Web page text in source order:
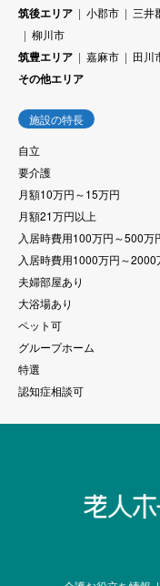
筑後エリア 小郡市 三井
柳川市
筑豊エリア 嘉麻市 田川
その他エリア
施設の特長
自立
要介護
月額10万円～15万円
月額21万円以上
入居時費用100万円～500万
入居時費用1000万円～2000
夫婦部屋あり
大浴場あり
ペット可
グループホーム
特選
認知症相談可